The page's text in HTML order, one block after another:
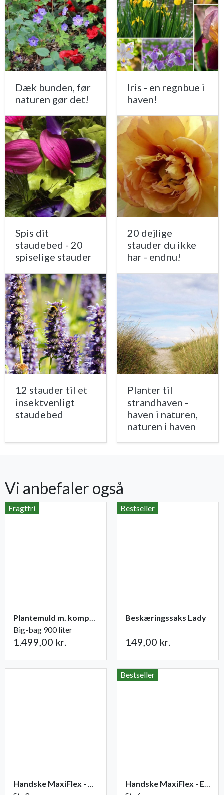
Dæk bunden, før
naturen gør det!
Iris - en regnbue i
haven!
Spis dit
staudebed - 20
spiselige stauder
20 dejlige
stauder du ikke
har - endnu!
12 stauder til et
insektvenligt
staudebed
Planter til
strandhaven -
haven i naturen,
naturen i haven
Vi anbefaler også
Fragtfri
Plantemuld m. kompost fra Champost
Big-bag 900 liter
1.499,00 kr.
Bestseller
Beskæringssaks Lady
149,00 kr.
Handske MaxiFlex - Ultimate
Bestseller
Handske MaxiFlex - Endurance